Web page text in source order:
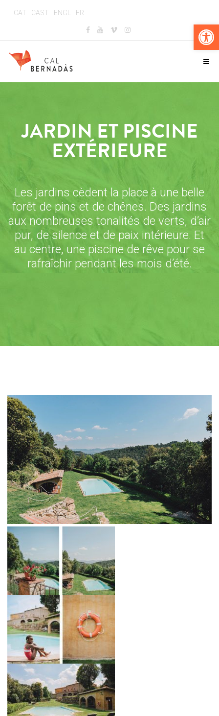
CAT CAST ENGL FR
JARDIN ET PISCINE
EXTÉRIEURE
Les jardins cèdent la place à une belle
forêt de pins et de chênes. Des jardins
aux nombreuses tonalités de verts, d’air
pur, de silence et de paix intérieure. Et
au centre, une piscine de rêve pour se
rafraîchir pendant les mois d’été.